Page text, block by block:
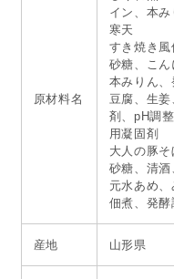
原材料名
イン、本み
寒天
すき焼き風
砂糖、こん
本みりん
豆腐、生
剤、pH調
用凝固剤
大人の豚そ
砂糖、清
元水あめ
佃煮、発酵
産地 山形県